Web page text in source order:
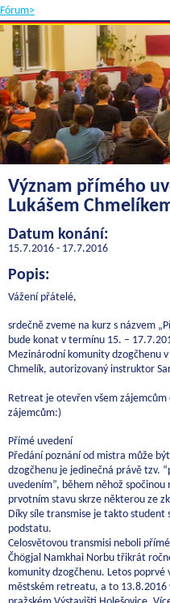
Fórum>
Význam přímého
Lukášem
Datum konání:
15.7.2016 - 17.7.2016
Popis:
Vážení přátelé,
srdečně zveme na kurz s názvem
bude konat v termínu 15. –
Mezinárodní komunity dzogčhenu
Chmelík, autorizovaný instruktor
Retreat je otevřen všem
zájemcům:)
Přímé uvedení
Předání poznání od mistra může
dzogčhenu je jedinečná právě tzv.
uvedením”, během něhož
prvotním stavu skrze některou ze
Díky síle transmise je takto student
podstatu.
Celosvětovou transmisi neboli
Čhögjal Namkhai Norbu třikrát
komunity dzogčhenu. Letos poprvé
městském retreatu, a to 13.8.2016